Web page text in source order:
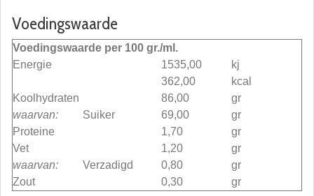
Voedingswaarde
Voedingswaarde per 100 gr./ml.
Energie
1535,00
kj
362,00
kcal
Koolhydraten
86,00
gr
waarvan:
Suiker 69,00
gr
Proteine
1,70
gr
Vet
1,20
gr
waarvan:
Verzadigd 0,80
gr
Zout
0,30 gr